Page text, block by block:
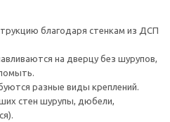
благодаря стенкам из ДСП
на дверцу без шурупов,
разные виды креплений.
стен шурупы, дюбели,